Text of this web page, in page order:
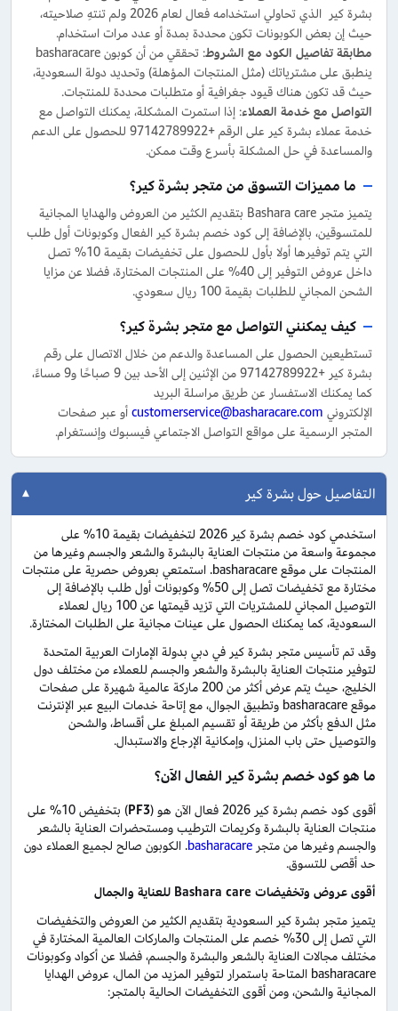
بشرة كير الذي تحاولي استخدامه فعال لعام 2026 ولم تنتهِ صلاحيته،
حيث إن بعض الكوبونات تكون محددة بمدة أو عدد مرات استخدام.
مطابقة تفاصيل الكود مع الشروط
: تحققي من أن كوبون basharacare
ينطبق على مشترياتك (مثل المنتجات المؤهلة) وتحديد دولة السعودية،
حيث قد تكون هناك قيود جغرافية أو متطلبات محددة للمنتجات.
التواصل مع خدمة العملاء: إذا استمرت المشكلة، يمكنك التواصل مع
خدمة عملاء بشرة كير على الرقم +97142789922 للحصول على الدعم
والمساعدة في حل المشكلة بأسرع وقت ممكن.
ما مميزات التسوق من متجر بشرة كير؟
يتميز متجر Bashara care بتقديم الكثير من العروض والهدايا المجانية
للمتسوقين، بالإضافة إلى كود خصم بشرة كير الفعال وكوبونات أول طلب
التي يتم توفيرها أولا بأول للحصول على تخفيضات بقيمة 10% تصل
داخل عروض التوفير إلى 40% على المنتجات المختارة، فضلا عن مزايا
الشحن المجاني للطلبات بقيمة 100 ريال سعودي.
كيف يمكنني التواصل مع متجر بشرة كير؟
تستطيعين الحصول على المساعدة والدعم من خلال الاتصال على رقم
بشرة كير +97142789922 من الإثنين إلى الأحد بين 9 صباحًا و9 مساءً،
كما يمكنك الاستفسار عن طريق مراسلة البريد
الإلكتروني customerservice@basharacare.comأو عبر صفحات
المتجر الرسمية على مواقع التواصل الاجتماعي فيسبوك وإنستغرام.
التفاصيل حول بشرة كير
استخدمي كود خصم بشرة كير 2026 لتخفيضات بقيمة 10% على
مجموعة واسعة من منتجات العناية بالبشرة والشعر والجسم وغيرها من
المنتجات على موقع basharacare. استمتعي بعروض حصرية على منتجات
مختارة مع تخفيضات تصل إلى 50% وكوبونات أول طلب بالإضافة إلى
التوصيل المجاني للمشتريات التي تزيد قيمتها عن 100 ريال لعملاء
السعودية، كما يمكنك الحصول على عينات مجانية على الطلبات المختارة.
وقد تم تأسيس متجر بشرة كير في دبي بدولة الإمارات العربية المتحدة
لتوفير منتجات العناية بالبشرة والشعر والجسم للعملاء من مختلف دول
الخليج، حيث يتم عرض أكثر من 200 ماركة عالمية شهيرة على صفحات
موقع basharacare وتطبيق الجوال، مع إتاحة خدمات البيع عبر الإنترنت
مثل الدفع بأكثر من طريقة أو تقسيم المبلغ على أقساط، والشحن
والتوصيل حتى باب المنزل، وإمكانية الإرجاع والاستبدال.
ما هو كود خصم بشرة كير الفعال الآن؟
أقوى كود خصم بشرة كير 2026 فعال الآن هو ( PF3
) بتخفيض 10% على
منتجات العناية بالبشرة وكريمات الترطيب ومستحضرات العناية بالشعر
والجسم وغيرها من متجر basharacare. الكوبون صالح لجميع العملاء دون
حد أقصى للتسوق.
أقوى عروض وتخفيضات
للعناية والجمال
يتميز متجر بشرة كير السعودية بتقديم الكثير من العروض والتخفيضات
التي تصل إلى 30% خصم على المنتجات والماركات العالمية المختارة في
مختلف مجالات العناية بالشعر والبشرة والجسم، فضلا عن أكواد وكوبونات
basharacare المتاحة باستمرار لتوفير المزيد من المال، عروض الهدايا
المجانية والشحن، ومن أقوى التخفيضات الحالية بالمتجر: